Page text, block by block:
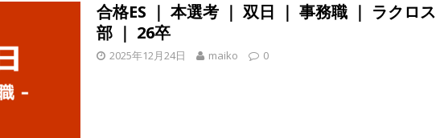
機関向け広告・人材営業 ｜ 未経験からコンサル、マーケティング、ブランディングが経験できる
｜ 土日祝休み ｜ 年間休日124日 ｜ ギミック
体育会積極採用企業
知名度抜群の総合不動産会社 ｜ マンション販売戸数近畿圏第3位 ｜ 初任給30万+手当、1年目で年
合格ES ｜ 本選考 ｜ 双日 ｜ 事務職 ｜ ラクロス
部 ｜ 26卒
2025年12月24日 maiko 0